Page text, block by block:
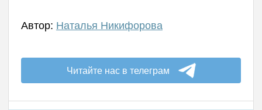
Автор: Наталья Никифорова
Читайте нас в телеграм